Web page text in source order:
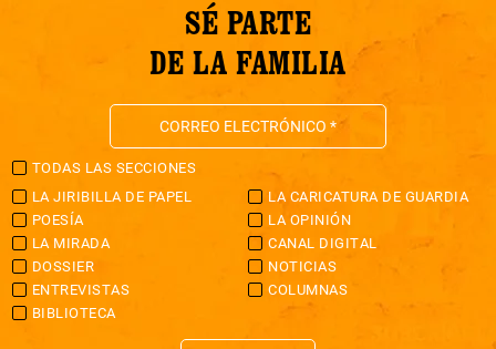
SÉ PARTE
DE LA FAMILIA
TODAS LAS SECCIONES
LA JIRIBILLA DE PAPEL
LA CARICATURA DE GUARDIA
POESÍA
LA OPINIÓN
LA MIRADA
CANAL DIGITAL
DOSSIER
NOTICIAS
ENTREVISTAS
COLUMNAS
BIBLIOTECA